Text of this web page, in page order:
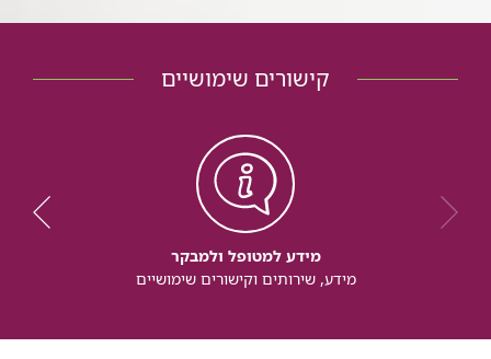
קישורים שימושיים
מידע למטופל ולמבקר
מידע, שירותים וקישורים שימושיים